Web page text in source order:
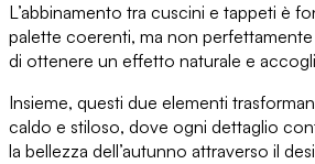
L’abbinamento tra cuscini e tappeti è
palette coerenti, ma non
di ottenere un effetto naturale e
Insieme, questi due elementi
caldo e stiloso, dove ogni dettaglio
la bellezza dell’autunno attraverso il